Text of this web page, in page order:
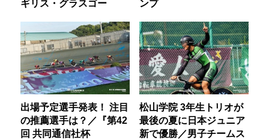
ギリス・グラスゴー
ンプ
出場予定選手発表！ 注目
の推薦選手は？／『第42
回 共同通信社杯
松山学院 3年生トリオが
最後の夏に日本ジュニア
新で優勝／男子チームス